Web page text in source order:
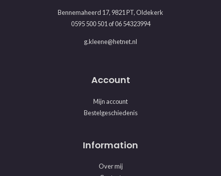
Bennemaheerd 17, 9821 PT, Oldekerk
0595 500 501 of06 54323994
g.kleene@hetnet.nl
Account
Mijn account
Bestelgeschiedenis
Information
Over mij